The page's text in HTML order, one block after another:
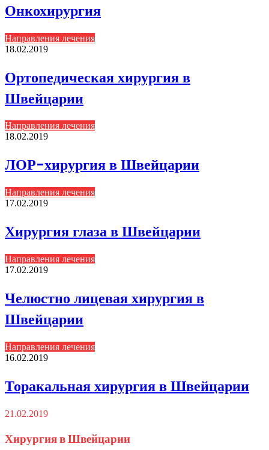
Онкохирургия
Направления лечения
18.02.2019
Ортопедическая хирургия в
Швейцарии
Направления лечения
18.02.2019
ЛОР-хирургия в Швейцарии
Направления лечения
17.02.2019
Хирургия глаза в Швейцарии
Направления лечения
17.02.2019
Челюстно лицевая хирургия в
Швейцарии
Направления лечения
16.02.2019
Торакальная хирургия в Швейцарии
21.02.2019
Хирургия в Швейцарии